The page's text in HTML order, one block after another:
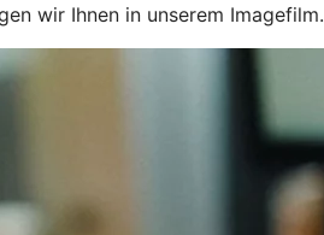
wir Ihnen in unserem Imagefilm.